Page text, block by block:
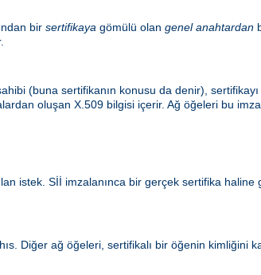
bir sertifikaya gömülü olan genel anahtardan
(buna sertifikanın konusu da denir),
oluşan X.509 bilgisi içerir. Ağ öğeleri bu
istek. Sİİ imzalanınca bir gerçek sertifika haline
Diğer ağ öğeleri, sertifikalı bir öğenin kimliğini